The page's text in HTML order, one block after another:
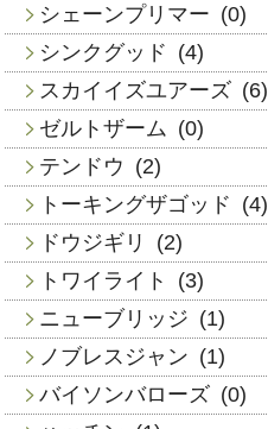
シェーンプリマー (0)
シンクグッド (4)
スカイイズユアーズ (6)
ゼルトザーム (0)
テンドウ (2)
トーキングザゴッド (4)
ドウジギリ
(2)
トワイライト
(3)
ニューブリッジ (1)
ノブレスジャン (1)
バイソンバローズ (0)